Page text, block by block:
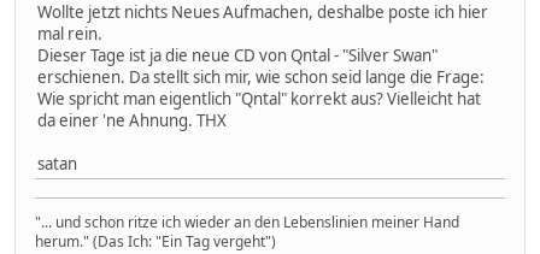
Wollte jetzt nichts Neues Aufmachen, deshalbe poste ich hier
mal rein.
Dieser Tage ist ja die neue CD von Qntal - "Silver Swan"
erschienen. Da stellt sich mir, wie schon seid lange die Frage:
Wie spricht man eigentlich "Qntal" korrekt aus? Vielleicht hat
da einer 'ne Ahnung. THX
satan
"... und schon ritze ich wieder an den Lebenslinien meiner Hand
herum." (Das Ich: "Ein Tag vergeht")